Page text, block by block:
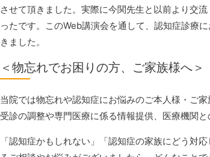
させて頂きました。実際に今関先生と以前より交
ったです。このWeb講演会を通して、認知症診療
きました。
＜物忘れでお困りの方、ご家族様へ＞
当院では物忘れや認知症にお悩みのご本人様・ご
受診の調整や専門医療に係る情報提供、医療機関と
「認知症かもしれない」「認知症の家族にどう対